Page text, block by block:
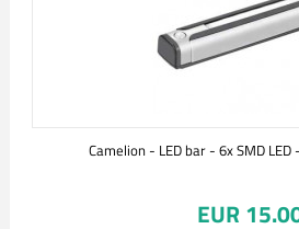
Camelion - LED bar - 6x SMD
EUR